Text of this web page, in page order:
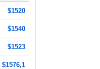
$1520
$1540
$1523
$1576,1